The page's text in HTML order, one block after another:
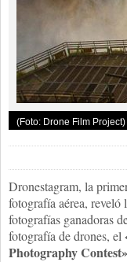
(Foto: Drone Film Project)
Dronestagram, la
fotografía aérea, reveló
fotografías ganadoras
fotografía de drones, el
Photography Contest»